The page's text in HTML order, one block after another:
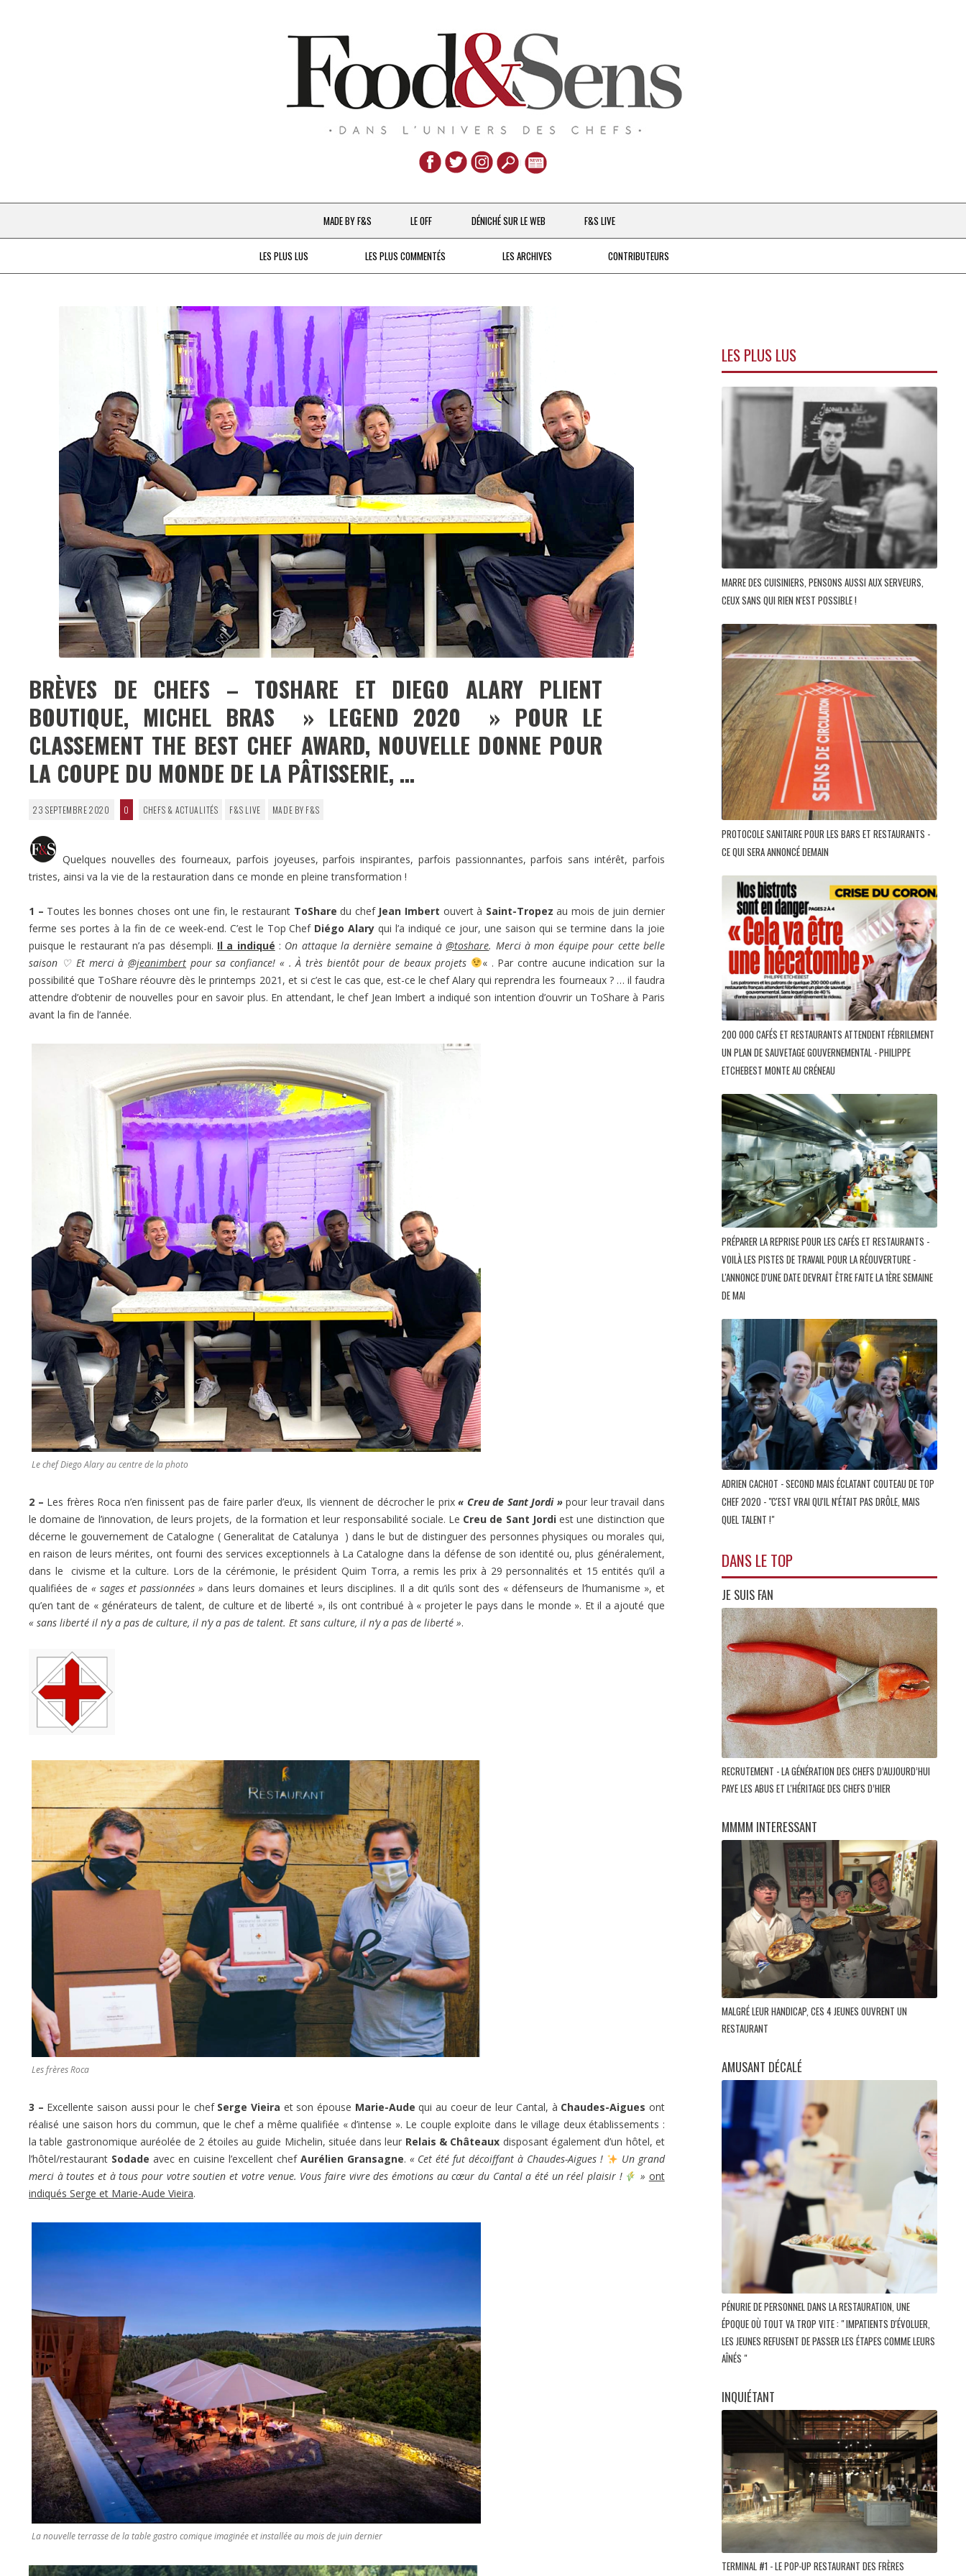
Aller
au
contenu
MADE BY F&S
CHEFS & ACTUALITÉS
À LA PETITE CUILLÈRE
DESTIN DE FEMME
V…DE VOYAGE
LE OFF DÉNICHÉ SUR LE WEB F&S LIVE
LES PLUS LUS LES PLUS COMMENTÉS LES ARCHIVES CONTRIBUTEURS
BRÈVES DE CHEFS – TOSHARE ET DIEGO ALARY PLIENT
BOUTIQUE, MICHEL BRAS » LEGEND 2020 » POUR LE
CLASSEMENT THE BEST CHEF AWARD, NOUVELLE DONNE POUR
LA COUPE DU MONDE DE LA PÂTISSERIE, …
23 SEPTEMBRE 2020 0 CHEFS & ACTUALITÉS F&S LIVE MADE BY F&S
Quelques nouvelles des fourneaux, parfois joyeuses, parfois inspirantes, parfois passionnantes, parfois sans intérêt, parfois
tristes, ainsi va la vie de la restauration dans ce monde en pleine transformation !
1 – Toutes les bonnes choses ont une fin, le restaurant ToShare du chef Jean Imbert ouvert à Saint-Tropez au mois de juin dernier
ferme ses portes à la fin de ce week-end. C’est le Top Chef Diégo Alary qui l’a indiqué ce jour, une saison qui se termine dans la joie
puisque le restaurant n’a pas désempli. Il a indiqué : On attaque la dernière semaine à@toshare. Merci à mon équipe pour cette belle
saison ♡ Et merci à@jeanimbert pour sa confiance! « . À très bientôt pour de beaux projets
« . Par contre aucune indication sur la
possibilité que ToShare réouvre dès le printemps 2021, et si c’est le cas que, est-ce le chef Alary qui reprendra les fourneaux ? … il faudra
attendre d’obtenir de nouvelles pour en savoir plus. En attendant, le chef Jean Imbert a indiqué son intention d’ouvrir un ToShare à Paris
avant la fin de l’année.
Le chef Diego Alary au centre de la photo
2 – Les frères Roca n’en finissent pas de faire parler d’eux, Ils viennent de décrocher le prix« Creu de Sant Jordi »pour leur travail dans
le domaine de l’innovation, de leurs projets, de la formation et leur responsabilité sociale. Le Creu de Sant Jordiest une distinction que
décerne le gouvernement de Catalogne ( Generalitat de Catalunya ) dans le but de distinguer des personnes physiques ou morales qui,
en raison de leurs mérites, ont fourni des services exceptionnels à La Catalogne dans la défense de son identité ou, plus généralement,
dans le civisme et la culture. Lors de la cérémonie, le président Quim Torra, a remis les prix à 29 personnalités et 15 entités qu’il a
qualifiées de « sages et passionnées » dans leurs domaines et leurs disciplines. Il a dit qu’ils sont des « défenseurs de l’humanisme », et
qu’en tant de « générateurs de talent, de culture et de liberté », ils ont contribué à « projeter le pays dans le monde ». Et il a ajouté que
« sans liberté il n’y a pas de culture, il n’y a pas de talent. Et sans culture, il n’y a pas de liberté ».
Les frères Roca
3 – Excellente saison aussi pour le chef Serge Vieira et son épouse Marie-Aude qui au coeur de leur Cantal, à Chaudes-Aigues ont
réalisé une saison hors du commun, que le chef a même qualifiée « d’intense ». Le couple exploite dans le village deux établissements :
la table gastronomique auréolée de 2 étoiles au guide Michelin, située dans leur Relais & Châteaux disposant également d’un hôtel, et
l’hôtel/restaurant Sodade avec en cuisine l’excellent chef Aurélien Gransagne. « Cet été fut décoiffant à Chaudes-Aigues !
Un grand
merci à toutes et à tous pour votre soutien et votre venue. Vous faire vivre des émotions au cœur du Cantal a été un réel plaisir !
» ont
indiqués Serge et Marie-Aude Vieira.
La nouvelle terrasse de la table gastro comique imaginée et installée au mois de juin dernier
LES PLUS LUS
MARRE DES CUISINIERS, PENSONS AUSSI AUX SERVEURS,
CEUX SANS QUI RIEN N'EST POSSIBLE !
PROTOCOLE SANITAIRE POUR LES BARS ET RESTAURANTS -
CE QUI SERA ANNONCÉ DEMAIN
200 000 CAFÉS ET RESTAURANTS ATTENDENT FÉBRILEMENT
UN PLAN DE SAUVETAGE GOUVERNEMENTAL - PHILIPPE
ETCHEBEST MONTE AU CRÉNEAU
PRÉPARER LA REPRISE POUR LES CAFÉS ET RESTAURANTS -
VOILÀ LES PISTES DE TRAVAIL POUR LA RÉOUVERTURE -
L'ANNONCE D'UNE DATE DEVRAIT ÊTRE FAITE LA 1ÈRE SEMAINE
DE MAI
ADRIEN CACHOT - SECOND MAIS ÉCLATANT COUTEAU DE TOP
CHEF 2020 - "C'EST VRAI QU'IL N'ÉTAIT PAS DRÔLE, MAIS
QUEL TALENT !"
DANS LE TOP
JE SUIS FAN
RECRUTEMENT - LA GÉNÉRATION DES CHEFS D’AUJOURD’HUI
PAYE LES ABUS ET L'HÉRITAGE DES CHEFS D’HIER
MMMM INTERESSANT
MALGRÉ LEUR HANDICAP, CES 4 JEUNES OUVRENT UN
RESTAURANT
AMUSANT DÉCALÉ
PÉNURIE DE PERSONNEL DANS LA RESTAURATION, UNE
ÉPOQUE OÙ TOUT VA TROP VITE : " IMPATIENTS D'ÉVOLUER,
LES JEUNES REFUSENT DE PASSER LES ÉTAPES COMME LEURS
AÎNÉS "
INQUIÉTANT
TERMINAL #1 - LE POP-UP RESTAURANT DES FRÈRES